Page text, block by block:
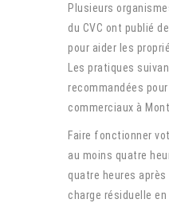
Plusieurs
du CVC ont publié
pour aider les
Les pratiques
recommandées
commerciaux à
Faire fonctionner
au moins quatre
quatre heures
charge résiduelle